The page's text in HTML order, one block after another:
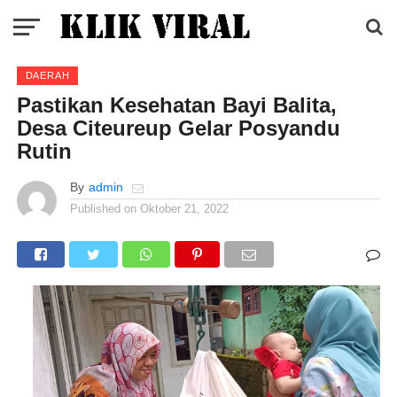
DAERAH
Pastikan Kesehatan Bayi Balita,
Desa Citeureup Gelar Posyandu
Rutin
By admin
Published on Oktober 21, 2022